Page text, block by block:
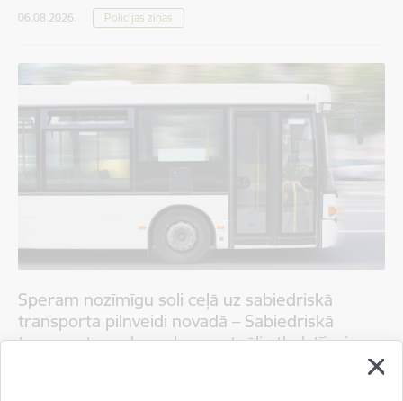
06.08.2026. Policijas ziņas
Speram nozīmīgu soli ceļā uz sabiedriskā
transporta pilnveidi novadā – Sabiedriskā
transporta padome konceptuāli atbalstījusi